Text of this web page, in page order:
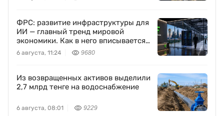
ФРС: развитие инфраструктуры для
ИИ — главный тренд мировой
экономики. Как в него вписывается
Freedom Holding Corp.
6 августа, 11:24 9680
Из возвращенных активов выделили
2,7 млрд тенге на водоснабжение
6 августа, 08:01 9229